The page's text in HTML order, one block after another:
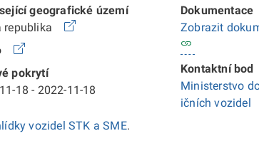
geografické území
republika
pokrytí
18 - 2022-11-18
Dokumentace
Zobrazit
Kontaktní bod
Ministerstvo
ičních vozidel
vozidel STK a SME.